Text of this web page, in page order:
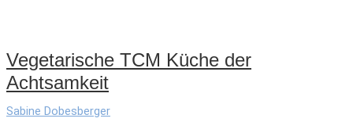
Vegetarische TCM Küche der
Achtsamkeit
Sabine Dobesberger